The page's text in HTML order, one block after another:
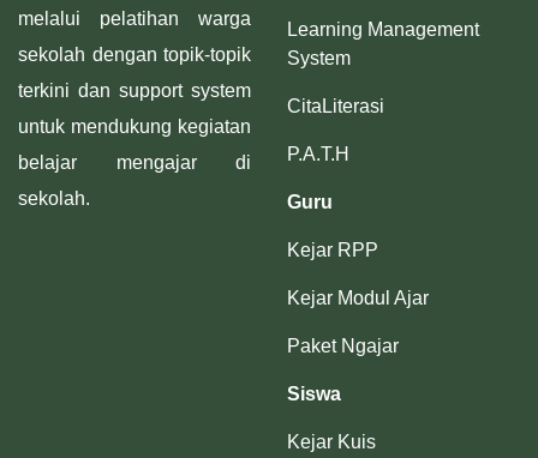
melalui pelatihan warga
sekolah dengan topik-topik
terkini dan support system
untuk mendukung kegiatan
belajar mengajar di
sekolah.
Learning Management
System
CitaLiterasi
P.A.T.H
Guru
Kejar RPP
Kejar Modul Ajar
Paket Ngajar
Siswa
Kejar Kuis